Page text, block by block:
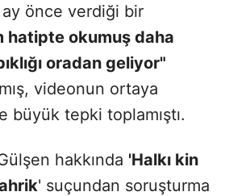
ay önce verdiği bir
hatipte okumuş daha
oradan geliyor"
videonun ortaya
büyük tepki toplamıştı.
hakkında 'Halkı kin
' suçundan soruşturma